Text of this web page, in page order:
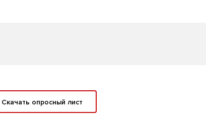
Скачать опросный лист